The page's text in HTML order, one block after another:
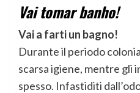
Vai tomar banho!
Vai a farti un bagno!
Durante il periodo
scarsa igiene, mentre gli
spesso. Infastiditi